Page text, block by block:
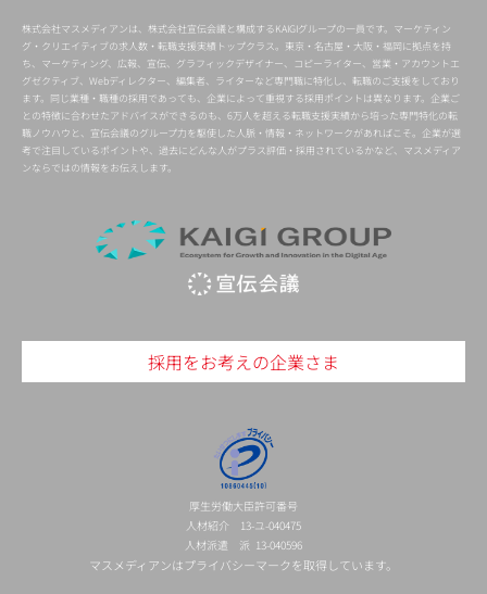
株式会社マスメディアンは、株式会社宣伝会議と構成するKAIGIグループの一員です。マーケティン
グ・クリエイティブの求人数・転職支援実績トップクラス。東京・名古屋・大阪・福岡に拠点を持
ち、マーケティング、広報、宣伝、グラフィックデザイナー、コピーライター、営業・アカウントエ
グゼクティブ、Webディレクター、編集者、ライターなど専門職に特化し、転職のご支援をしており
ます。同じ業種・職種の採用であっても、企業によって重視する採用ポイントは異なります。企業ご
との特徴に合わせたアドバイスができるのも、6万人を超える転職支援実績から培った専門特化の転
職ノウハウと、宣伝会議のグループ力を駆使した人脈・情報・ネットワークがあればこそ。企業が選
考で注目しているポイントや、過去にどんな人がプラス評価・採用されているかなど、マスメディア
ンならではの情報をお伝えします。
採用をお考えの企業さま
厚生労働大臣許可番号
人材紹介 13-ユ-040475
人材派遣 派 13-040596
マスメディアンはプライバシーマークを取得しています。